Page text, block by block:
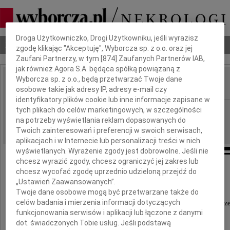
Nekrologi Odeszli Poradnik pogrzebowy
IMIĘ I NAZWISKO:
REGION: Radom
DATA EMISJI: 14.11.2009
Podziękowanie
13 listopada 2009 roku odbyły się uroczystości
Dbamy o Twoją prywatność
Droga Użytkowniczko, Drogi Użytkowniku, jeśli wyrazisz
zgodę klikając "Akceptuję", Wyborcza sp. z o.o. oraz jej
Zaufani Partnerzy, w tym [874 ] Zaufanych Partnerów IAB,
jak również Agora S.A. będąca spółką powiązaną z
Wyborcza sp. z o.o., będą przetwarzać Twoje dane
osobowe takie jak adresy IP, adresy e-mail czy
identyfikatory plików cookie lub inne informacje zapisane w
tych plikach do celów marketingowych, w szczególności
na potrzeby wyświetlania reklam dopasowanych do
Twoich zainteresowań i preferencji w swoich serwisach,
aplikacjach i w Internecie lub personalizacji treści w nich
wyświetlanych. Wyrażenie zgody jest dobrowolne. Jeśli nie
chcesz wyrazić zgody, chcesz ograniczyć jej zakres lub
chcesz wycofać zgodę uprzednio udzieloną przejdź do
„Ustawień Zaawansowanych”.
Twoje dane osobowe mogą być przetwarzane także do
celów badania i mierzenia informacji dotyczących
funkcjonowania serwisów i aplikacji lub łączone z danymi
dot. świadczonych Tobie usług. Jeśli podstawą